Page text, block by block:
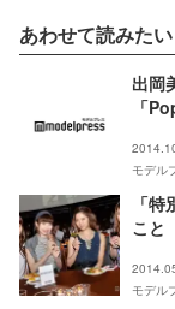
あわせて読みたい
出岡
「
モデル
「
こと
モデル